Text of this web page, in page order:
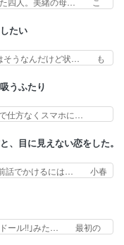
視聴に… 復讐に燃える
帝… ウサギ好きそうな
馴… ついに始まった狩猟
…
身は…美緒ママ… テー
は？感想は、美… 大会を
方、百合の本… 東京で開
加すること… Japanに向
旅の支度全部やってく
５話をｄアニメストア
たい
そうなんだけど状… も
も自分達が代わ… ご視聴
見るたびに切… 誰かと思
れっと相方… 第５話感
族や…､戦… つらい回
の関係… 確かに相手に
けど、… 白シャツが作業
ね…
うふたり
で仕方なくスマホに…
エピソードの打率… 田山
ていく…こんな… 佐々木
ね笑最近まじ… 佐々木が
えるって、… もうドラマ
優しさ… 先行で見た時よ
感… ABEMA版の7〜8
、目に見えない恋をした。
前話でかけるには… 小春
のかぁ。かける… 完全な
ぇ…OPとE… 余計な物
小春ちゃん… 光も感じな
おめかし… 母役に能登さ
ドール!!｣みた… 最初の